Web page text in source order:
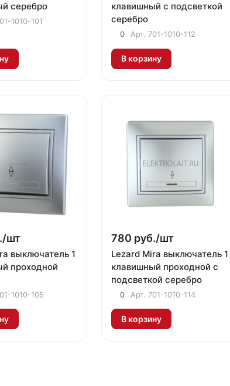
серебро
1010-101
клавишный с подсветкой
серебро
0 Арт. 701-1010-112
В корзину
шт
выключатель 1
проходной
1010-105
780 руб./шт
Lezard Mira выключатель 1
клавишный проходной с
подсветкой серебро
0 Арт. 701-1010-114
В корзину